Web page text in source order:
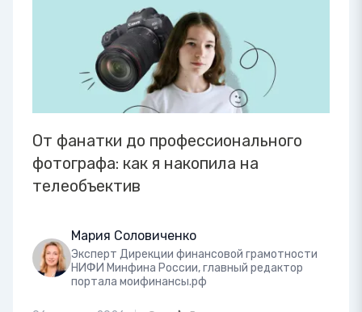
От фанатки до профессионального
фотографа: как я накопила на
телеобъектив
Мария Соловиченко
Эксперт Дирекции финансовой грамотности
НИФИ Минфина России, главный редактор
портала моифинансы.рф